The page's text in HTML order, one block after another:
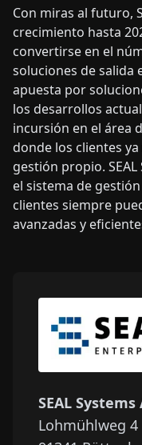
Con miras al futuro,
crecimiento hasta
convertirse en el
soluciones de salida
apuesta por
los desarrollos
incursión en el área
donde los clientes
gestión propio.
el sistema de
clientes siempre
avanzadas y
SEAL Systems
Lohmühlweg 4